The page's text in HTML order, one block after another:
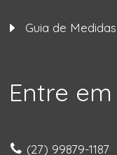
Guia de Medidas
Entre
(27) 99879-1187